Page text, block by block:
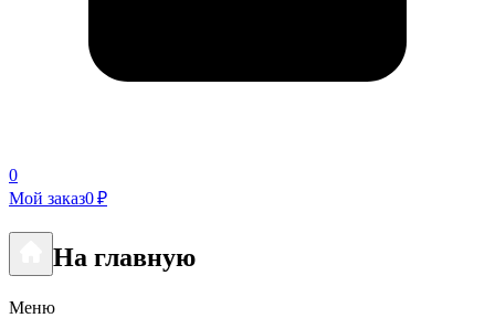
0
Мой заказ0 ₽
На главную
Меню